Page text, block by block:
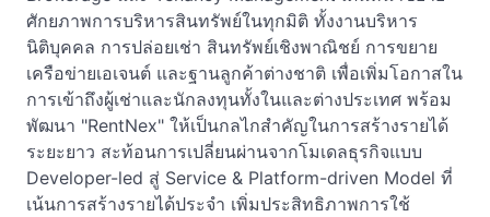
ศักยภาพการบริหารสินทรัพย์ในทุกมิติ ทั้งงานบริหาร
นิติบุคคล การปล่อยเช่า สินทรัพย์เชิงพาณิชย์ การขยาย
เครือข่ายเอเจนต์ และฐานลูกค้าต่างชาติ เพื่อเพิ่มโอกาสใน
การเข้าถึงผู้เช่าและนักลงทุนทั้งในและต่างประเทศ พร้อม
พัฒนา "RentNex" ให้เป็นกลไกสำคัญในการสร้างรายได้
ระยะยาว สะท้อนการเปลี่ยนผ่านจากโมเดลธุรกิจแบบ
Developer-led สู่ Service & Platform-driven Model ที่
เน้นการสร้างรายได้ประจำ เพิ่มประสิทธิภาพการใช้